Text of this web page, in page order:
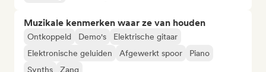
Muzikale kenmerken waar ze van houden
Ontkoppeld Demo's
Elektrische gitaar
Elektronische geluiden
Afgewerkt spoor
Piano
Synths
Zang